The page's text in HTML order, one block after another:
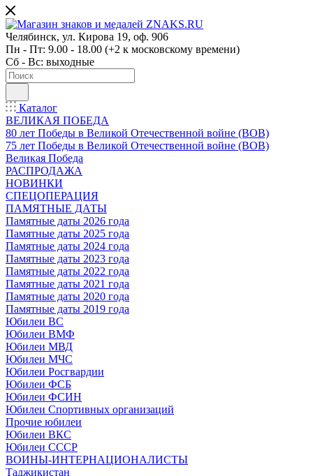
Челябинск, ул. Кирова 19, оф. 906
Пн - Пт: 9.00 - 18.00 (+2 к московскому времени)
Сб - Вс: выходные
Каталог
ВЕЛИКАЯ ПОБЕДА
80 лет Победы в Великой Отечественной войне (ВОВ)
75 лет Победы в Великой Отечественной войне (ВОВ)
Великая Победа
РАСПРОДАЖА
НОВИНКИ
СПЕЦОПЕРАЦИЯ
ПАМЯТНЫЕ ДАТЫ
Памятные даты 2026 года
Памятные даты 2025 года
Памятные даты 2024 года
Памятные даты 2023 года
Памятные даты 2022 года
Памятные даты 2021 года
Памятные даты 2020 года
Памятные даты 2019 года
Юбилеи ВС
Юбилеи ВМФ
Юбилеи МВД
Юбилеи МЧС
Юбилеи Росгвардии
Юбилеи ФСБ
Юбилеи ФСИН
Юбилеи Спортивных организаций
Прочие юбилеи
Юбилеи ВКС
Юбилеи СССР
ВОИНЫ-ИНТЕРНАЦИОНАЛИСТЫ
Таджикистан